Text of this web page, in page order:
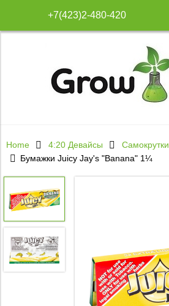
+7(423)2-480-420
Home 4:20 Девайсы
Самокрутки
Бумажки Juicy Jay's "Banana" 1¼